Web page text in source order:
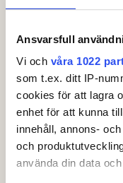
Ansvarsfull
Vi och våra 1022
som t.ex. ditt IP-
cookies för att lagra
enhet för att kunna
innehåll, annons-
och
använda din data
80
81
82